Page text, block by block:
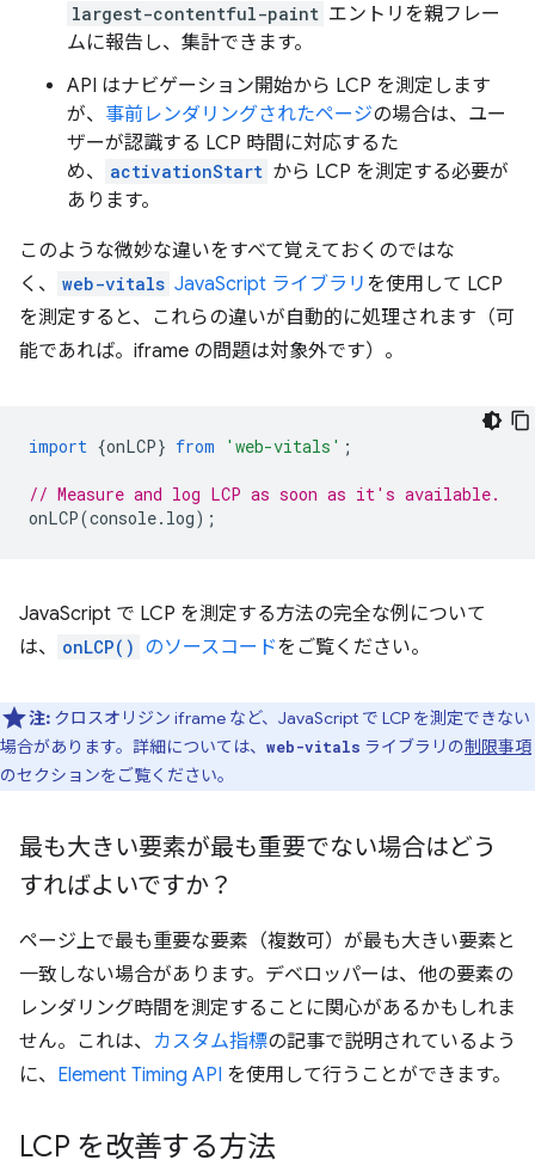
largest-contentful-paint エントリを親フレー
ムに報告し、集計できます。
API はナビゲーション開始から LCP を測定します
が、 事前レンダリングされたページの場合は、ユー
ザーが認識する LCP 時間に対応するた
め、
activationStart から LCP を測定する必要が
あります。
このような微妙な違いをすべて覚えておくのではな
く、
web-vitals JavaScript ライブラリ を使用して LCP
を測定すると、これらの違いが自動的に処理されます（可
能であれば。iframe の問題は対象外です）。
import {onLCP} from 'web-vitals' ;
// Measure and log LCP as soon as it's available.
onLCP(console. log);
JavaScript で LCP を測定する方法の完全な例について
は、
onLCP() のソースコードをご覧ください。
注: クロスオリジン iframe など、JavaScript で LCP を測定できない
場合があります。詳細については、 web-vitals ライブラリの制限事項
のセクションをご覧ください。
最も大きい要素が最も重要でない場合はどう
すればよいですか？
ページ上で最も重要な要素（複数可）が最も大きい要素と
一致しない場合があります。デベロッパーは、他の要素の
レンダリング時間を測定することに関心があるかもしれま
せん。これは、 カスタム指標の記事で説明されているよう
に、 Element Timing API を使用して行うことができます。
LCP を改善する方法